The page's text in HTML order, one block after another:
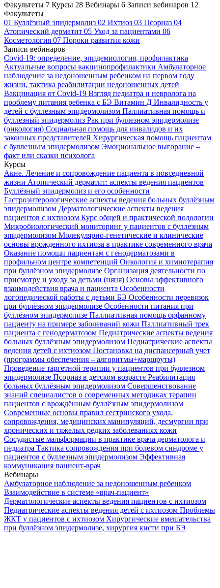
Факультеты 7 Курсы 28 Вебинары 6 Записи вебинаров 12
Факультеты
01 Буллёзный эпидермолиз 02 Ихтиоз 03 Псориаз 04
Атопический дерматит 05 Уход за пациентами 06
Косметология 07 Пороки развития кожи
Записи вебинаров
Covid-19: определение, эпидемиология, профилактика
Актуальные вопросы вакцинопрофилактики Амбулаторное
наблюдение за недоношенным ребенком на первом году
жизни, тактика реабилитации недоношенных детей
Вакцинация от Covid-19 Взгляд педиатра и невролога на
проблему питания ребенка с БЭ Витамин Д Инвалидность у
детей с буллезным эпидермолизом Паллиативная помощь и
буллезный эпидермолиз Рак при буллезном эпидермолизе
(онкология) Социальная помощь для инвалидов и их
законных представителей Хирургическая помощь пациентам
с буллезным эпидермолизом Эмоциональное выгорание –
факт или сказки психолога
Курсы
Акне. Лечение и сопровождение пациента в повседневной
жизни Атопический дерматит: аспекты ведения пациентов
Буллёзный эпидермолиз и его особенности
Гастроэнтерологические аспекты ведения больных буллёзным
эпидермолизом Дерматологические аспекты ведения
пациентов с ихтиозом Курс общей и практической подологии
Микробиологический мониторинг у пациентов с буллезным
эпидермолизом Молекулярно-генетические и клинические
основы врожденного ихтиоза в практике современного врача
Оказание помощи пациентам с генодерматозами в
профильном центре компетенций Онкология и химиотерапия
при буллёзном эпидермолизе Организация деятельности по
присмотру и уходу за детьми (няня) Основы эффективного
взаимодействия врача и пациента Особенности
логопедической работы с детьми БЭ Особенности перевязок
при буллёзном эпидермолизе Особенности питания при
буллёзном эпидермолизе Паллиативная помощь орфанному
пациенту на примере заболеваний кожи Паллиативный трек
пациента с генодерматозом Педиатрические аспекты ведения
больных буллёзным эпидермолизом Педиатрические аспекты
ведения детей с ихтиозом Постановка на диспансерный учет
(программы обеспечения – алгоритмы+маршруты)
Проведение таргетной терапии у пациентов при буллезном
эпидермолизе Псориаз в детском возрасте Реабилитация
больных буллёзным эпидермолизом Совершенствование
знаний специалистов о современных методиках терапии
пациентов с врождённым буллёзным эпидермолизом
Современные основы правил сестринского ухода,
сопровождения, медицинских манипуляций, десмургии при
хронических и тяжелых редких заболеваниях кожи
Сосудистые мальформации в практике врача дерматолога и
педиатра Тактика сопровождения при болевом синдроме у
пациентов с буллезным эпидермолизом Эффективная
коммуникация пациент-врач
Вебинары
Амбулаторное наблюдение за недоношенным ребенком
Взаимодействие в системе «врач-пациент»
Дерматологические аспекты ведения пациентов с ихтиозом
Педиатрические аспекты ведения детей с ихтиозом Проблемы
ЖКТ у пациентов с ихтиозом Хирургические вмешательства
при буллёзном эпидермолизе, хирургия кисти при БЭ